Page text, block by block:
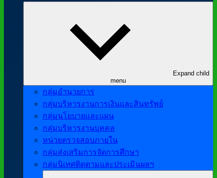
Expand child
menu
กลุ่มอำนวยการ
กลุ่มบริหารงานการเงินและสินทรัพย์
กลุ่มนโยบายและแผน
กลุ่มบริหารงานบุคคล
หน่วยตรวจสอบภายใน
กลุ่มส่งเสริมการจัดการศึกษา
กลุ่มนิเทศติดตามและประเมินผลฯ